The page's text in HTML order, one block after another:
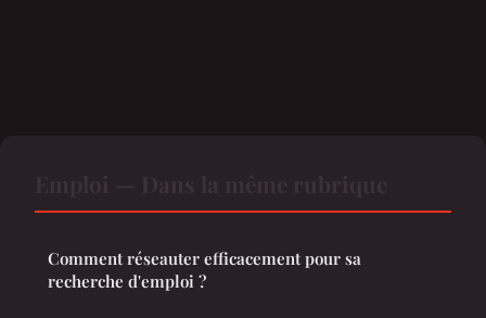
Comment réseauter efficacement pour sa
recherche d'emploi ?